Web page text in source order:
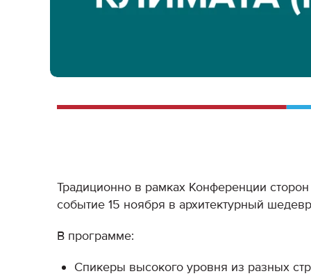
Традиционно в рамках Конференции
событие 15 ноября в архитектурный
В программе:
Спикеры высокого уровня из разных